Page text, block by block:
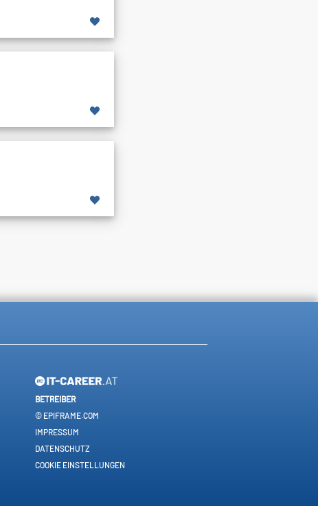
BETREIBER
© EPIFRAME.COM
IMPRESSUM
DATENSCHUTZ
COOKIE EINSTELLUNGEN